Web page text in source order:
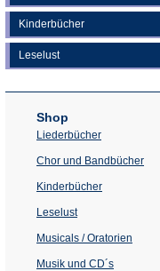
Kinderbücher
Leselust
Shop
Liederbücher
Chor und Bandbücher
Kinderbücher
Leselust
Musicals / Oratorien
Musik und CD´s